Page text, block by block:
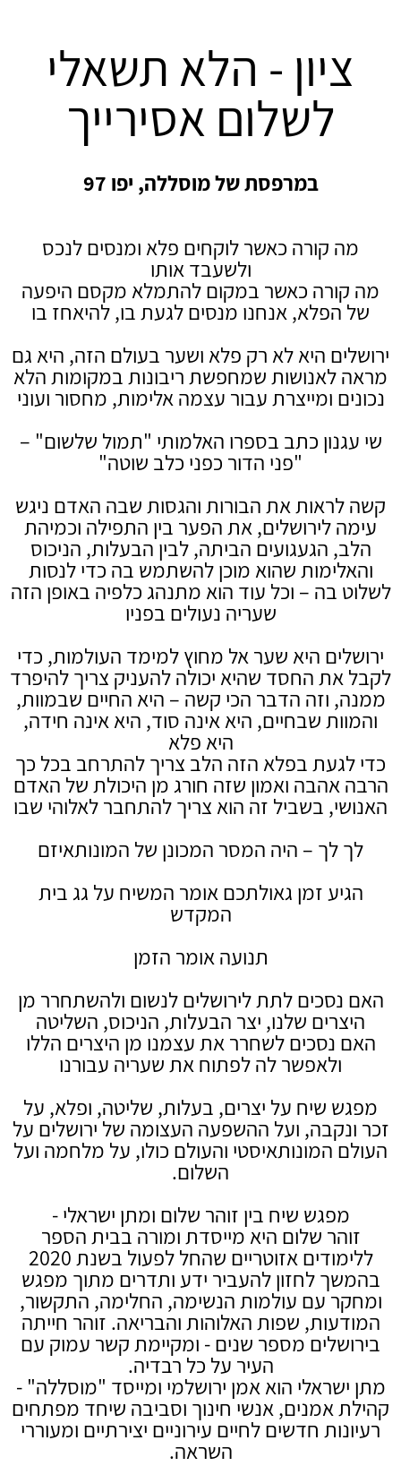
ציון - הלא תשאלי
לשלום אסירייך
במרפסת של מוסללה, יפו 97
מה קורה כאשר לוקחים פלא ומנסים לנכס
ולשעבד אותו
מה קורה כאשר במקום להתמלא מקסם היפעה
של הפלא, אנחנו מנסים לגעת בו, להיאחז בו
ירושלים היא לא רק פלא ושער בעולם הזה, היא גם
מראה לאנושות שמחפשת ריבונות במקומות הלא
נכונים ומייצרת עבור עצמה אלימות, מחסור ועוני
שי עגנון כתב בספרו האלמותי "תמול שלשום" –
"פני הדור כפני כלב שוטה"
קשה לראות את הבורות והגסות שבה האדם ניגש
עימה לירושלים, את הפער בין התפילה וכמיהת
הלב, הגעגועים הביתה, לבין הבעלות, הניכוס
והאלימות שהוא מוכן להשתמש בה כדי לנסות
לשלוט בה – וכל עוד הוא מתנהג כלפיה באופן הזה
שעריה נעולים בפניו
ירושלים היא שער אל מחוץ למימד העולמות, כדי
לקבל את החסד שהיא יכולה להעניק צריך להיפרד
ממנה, וזה הדבר הכי קשה – היא החיים שבמוות,
והמוות שבחיים, היא אינה סוד, היא אינה חידה,
היא פלא
כדי לגעת בפלא הזה הלב צריך להתרחב בכל כך
הרבה אהבה ואמון שזה חורג מן היכולת של האדם
האנושי, בשביל זה הוא צריך להתחבר לאלוהי שבו
לך לך – היה המסר המכונן של המונותאיזם
הגיע זמן גאולתכם אומר המשיח על גג בית
המקדש
תנועה אומר הזמן
האם נסכים לתת לירושלים לנשום ולהשתחרר מן
היצרים שלנו, יצר הבעלות, הניכוס, השליטה
האם נסכים לשחרר את עצמנו מן היצרים הללו
ולאפשר לה לפתוח את שעריה עבורנו
מפגש שיח על יצרים, בעלות, שליטה, ופלא, על
זכר ונקבה, ועל ההשפעה העצומה של ירושלים על
העולם המונותאיסטי והעולם כולו, על מלחמה ועל
השלום.
מפגש שיח בין זוהר שלום ומתן ישראלי -
זוהר שלום היא מייסדת ומורה בבית הספר
ללימודים אזוטריים שהחל לפעול בשנת 2020
בהמשך לחזון להעביר ידע ותדרים מתוך מפגש
ומחקר עם עולמות הנשימה, החלימה, התקשור,
המודעות, שפות האלוהות והבריאה. זוהר חייתה
בירושלים מספר שנים - ומקיימת קשר עמוק עם
העיר על כל רבדיה.
מתן ישראלי הוא אמן ירושלמי ומייסד "מוסללה" -
קהילת אמנים, אנשי חינוך וסביבה שיחד מפתחים
רעיונות חדשים לחיים עירוניים יצירתיים ומעוררי
השראה.